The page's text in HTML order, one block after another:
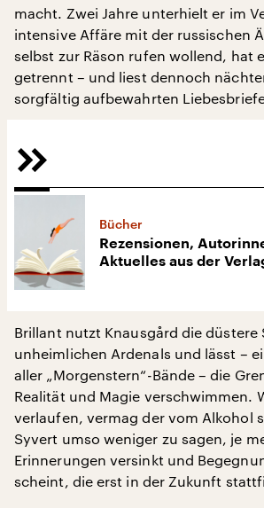
macht. Zwei Jahre unterhielt er im
intensive Affäre mit der russischen
selbst zur Räson rufen wollend, hat
getrennt – und liest dennoch
sorgfältig aufbewahrten
Bücher
Rezensionen,
Aktuelles aus der
Brillant nutzt Knausgård die düstere
unheimlichen Ardenals und lässt –
aller „Morgenstern“-Bände – die
Realität und Magie verschwimmen.
verlaufen, vermag der vom Alkohol
Syvert umso weniger zu sagen, je
Erinnerungen versinkt und
scheint, die erst in der Zukunft